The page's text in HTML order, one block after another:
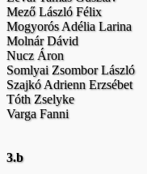
Mező László Félix
Mogyorós Adélia Larina
Molnár Dávid
Nucz Áron
Somlyai Zsombor László
Szajkó Adrienn Erzsébet
Tóth Zselyke
Varga Fanni
3.b